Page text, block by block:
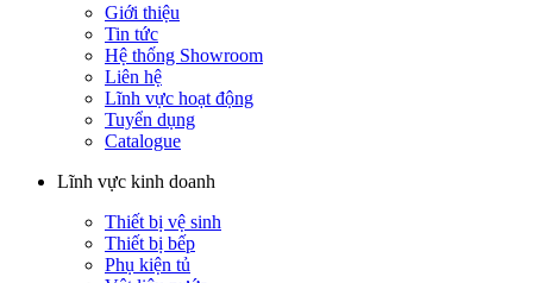
Giới thiệu
Tin tức
Hệ thống Showroom
Liên hệ
Lĩnh vực hoạt động
Tuyển dụng
Catalogue
Lĩnh vực kinh doanh
Thiết bị vệ sinh
Thiết bị bếp
Phụ kiện tủ